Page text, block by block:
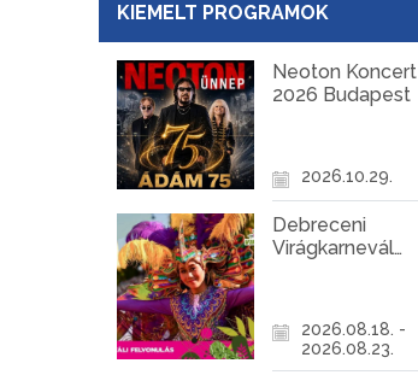
KIEMELT PROGRAMOK
Neoton Koncert
2026 Budapest
2026.10.29.
Debreceni
Virágkarnevál
2026.08.18. -
2026.08.23.